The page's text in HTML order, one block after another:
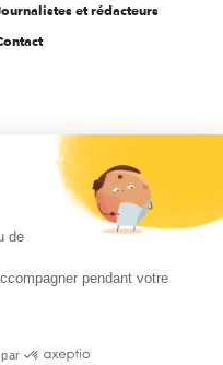
et rédacteurs
2025-2026 Tout droits réservés
de
pendant votre